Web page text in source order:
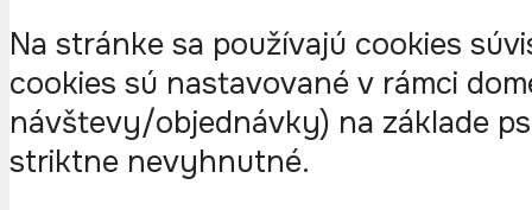
Na stránke sa používajú cookies
cookies sú nastavované v rámci
návštevy/objednávky) na základe
striktne nevyhnutné.